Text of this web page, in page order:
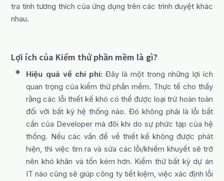
tra tính tương thích của ứng dụng trên các trình duyệt khác
nhau.
Lợi ích của Kiểm thử phần mềm là gì?
Hiệu quả về chi phí: Đây là một trong những lợi ích
quan trọng của kiểm thử phần mềm. Thực tế cho thấy
rằng các lỗi thiết kế khó có thể được loại trừ hoàn toàn
đối với bất kỳ hệ thống nào. Đó không phải là lỗi bất
cẩn của Developer mà đôi khi do sự phức tạp của hệ
thống. Nếu các vấn đề về thiết kế không được phát
hiện, thì việc tìm ra và sửa các lỗi/khiếm khuyết sẽ trở
nên khó khăn và tốn kém hơn. Kiểm thử bất kỳ dự án
IT nào cũng sẽ giúp công ty tiết kiệm, việc xác định lỗi